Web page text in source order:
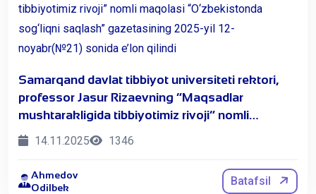
​Samarqand davlat tibbiyot universiteti rektori,
professor Jasur Rizaevning “Maqsadlar
mushtarakligida tibbiyotimiz rivoji” nomli
maqolasi “O‘zbekistonda sog‘liqni saqlash”
gazetasining 2025-yil 12-noyabr(№21) sonida
14.11.2025 1346
Ahmedov
Odilbek
Batafsil